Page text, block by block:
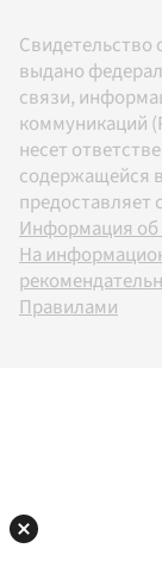
выдано
связи,
коммуникаций
несет
содержащейся
Информация об
На
Правилами